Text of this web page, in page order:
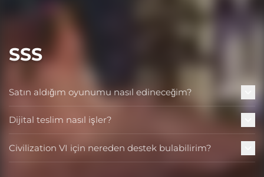
SSS
Satın aldığım oyunumu nasıl edineceğim?
Dijital teslim nasıl işler?
Civilization VI için nereden destek bulabilirim?